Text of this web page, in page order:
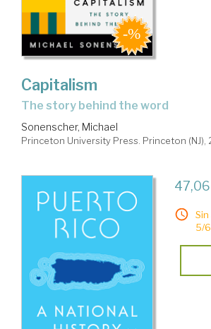
Capitalism
the story behind the word
Sonenscher, Michael
Princeton University Press. Princeton (NJ),
5/